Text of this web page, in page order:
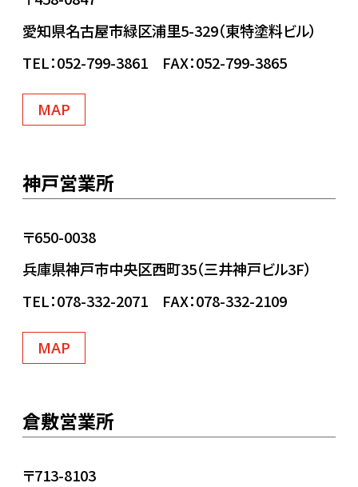
愛知県名古屋市緑区浦里5-329（東特塗料ビル）
TEL：052-799-3861 FAX：052-799-3865
MAP
神戸営業所
〒650-0038
兵庫県神戸市中央区西町35（三井神戸ビル3F）
TEL：078-332-2071 FAX：078-332-2109
MAP
倉敷営業所
〒713-8103